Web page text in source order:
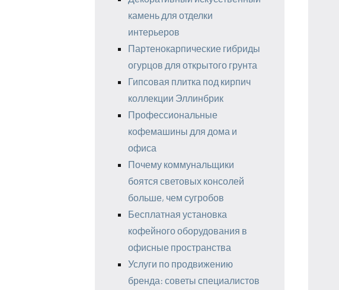
камень для отделки
интерьеров
Партенокарпические гибриды
огурцов для открытого грунта
Гипсовая плитка под кирпич
коллекции Эллинбрик
Профессиональные
кофемашины для дома и
офиса
Почему коммунальщики
боятся световых консолей
больше, чем сугробов
Бесплатная установка
кофейного оборудования в
офисные пространства
Услуги по продвижению
бренда: советы специалистов